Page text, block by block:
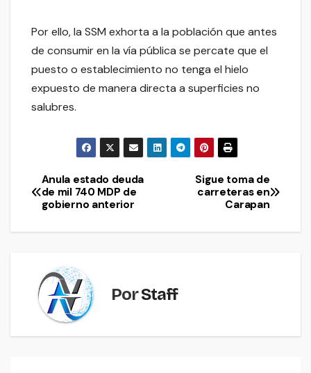
Por ello, la SSM exhorta a la población que antes
de consumir en la vía pública se percate que el
puesto o establecimiento no tenga el hielo
expuesto de manera directa a superficies no
salubres.
Navegación
de
Sigue toma de
carreteras en
Carapan
Anula estado deuda
de mil 740 MDP de
gobierno anterior
PorStaff